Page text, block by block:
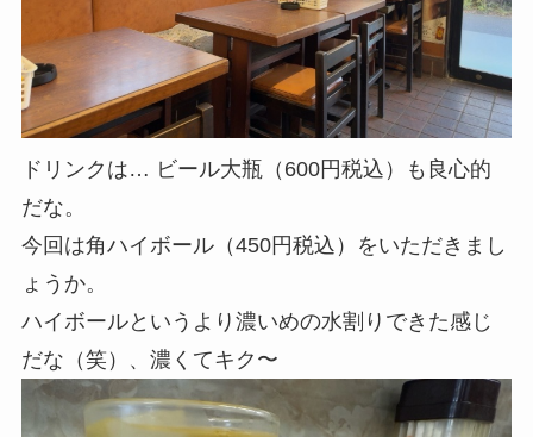
ドリンクは… ビール大瓶（600円税込）も良心的
だな。
今回は角ハイボール（450円税込）をいただきまし
ょうか。
ハイボールというより濃いめの水割りできた感じ
だな（笑）、濃くてキク〜